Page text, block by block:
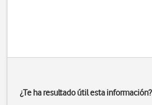
¿Te ha resultado útil esta información?